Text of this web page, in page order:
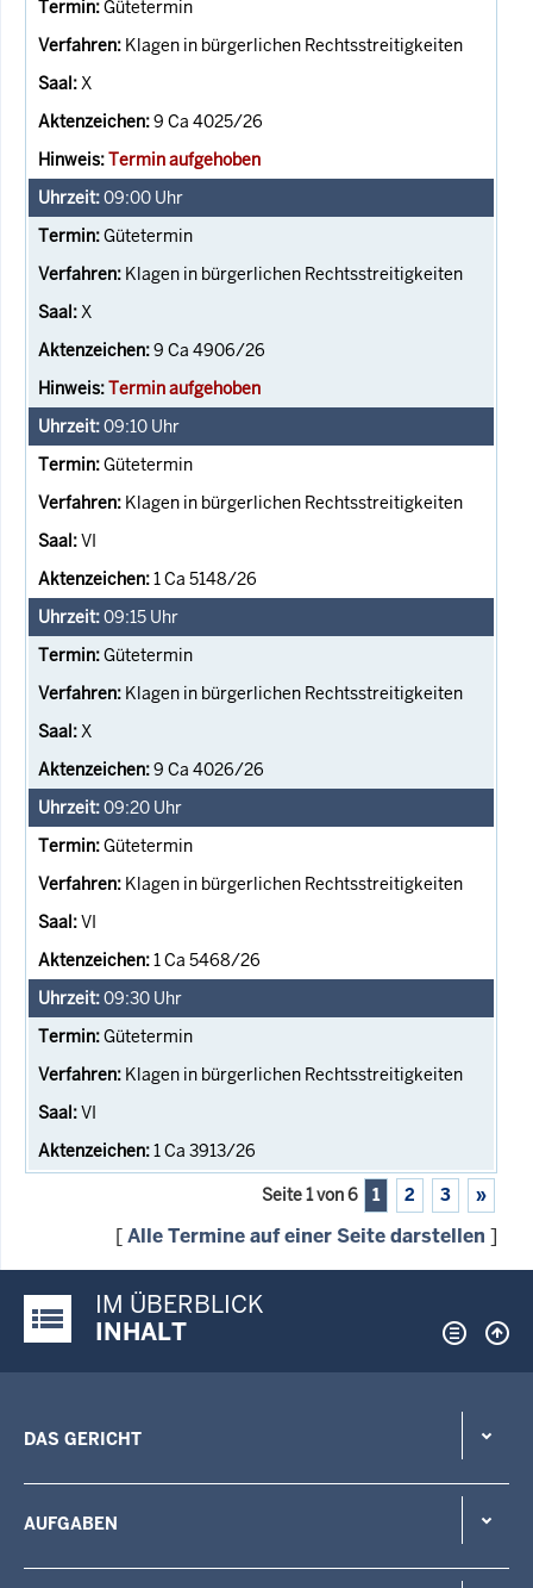
Gütetermin
Klagen in bürgerlichen Rechtsstreitigkeiten
X
9 Ca 4025/26
Termin aufgehoben
09:00 Uhr
Gütetermin
Klagen in bürgerlichen Rechtsstreitigkeiten
X
9 Ca 4906/26
Termin aufgehoben
09:10 Uhr
Gütetermin
Klagen in bürgerlichen Rechtsstreitigkeiten
VI
1 Ca 5148/26
09:15 Uhr
Gütetermin
Klagen in bürgerlichen Rechtsstreitigkeiten
X
9 Ca 4026/26
09:20 Uhr
Gütetermin
Klagen in bürgerlichen Rechtsstreitigkeiten
VI
1 Ca 5468/26
09:30 Uhr
Gütetermin
Klagen in bürgerlichen Rechtsstreitigkeiten
VI
1 Ca 3913/26
Seite 1 von 6 1 2 3 »
[Alle Termine auf einer Seite darstellen ]
Justiz-Portal im Überblick:
IM ÜBERBLICK
INHALT
DAS GERICHT
AUFGABEN